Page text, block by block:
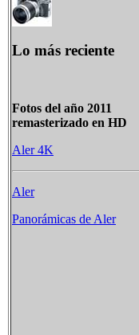
Lo más reciente
Fotos del año 2011
remasterizado en HD
Aler 4K
Aler
Panorámicas de Aler